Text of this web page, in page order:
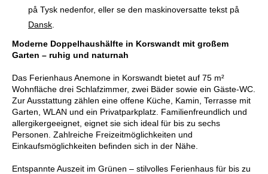
på Tysk nedenfor, eller se den maskinoversatte tekst på
Dansk
Moderne Doppelhaushälfte in Korswandt mit großem
Garten – ruhig und naturnah
Das Ferienhaus Anemone in Korswandt bietet auf 75 m²
Wohnfläche drei Schlafzimmer, zwei Bäder sowie ein Gäste-WC.
Zur Ausstattung zählen eine offene Küche, Kamin, Terrasse mit
Garten, WLAN und ein Privatparkplatz. Familienfreundlich und
allergikergeeignet, eignet sie sich ideal für bis zu sechs
Personen. Zahlreiche Freizeitmöglichkeiten und
Einkaufsmöglichkeiten befinden sich in der Nähe.
Entspannte Auszeit im Grünen – stilvolles Ferienhaus für bis zu